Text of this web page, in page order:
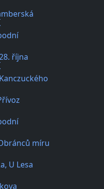
října
míru
U Lesa